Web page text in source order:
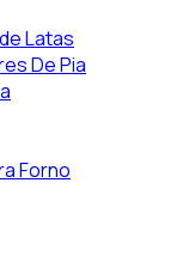
Latas
De Pia
Forno